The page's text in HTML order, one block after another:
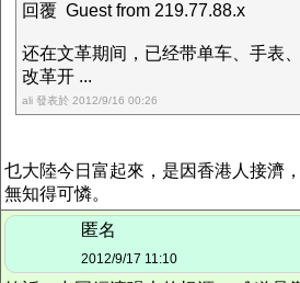
回覆 Guest from 219.77.88.x
还在文革期间，已经带单车、手表
改革开 ...
ali 發表於 2012/9/16 00:26
乜大陸今日富起來，是因香港人接濟
無知得可憐。
匿名
2012/9/17 11:10